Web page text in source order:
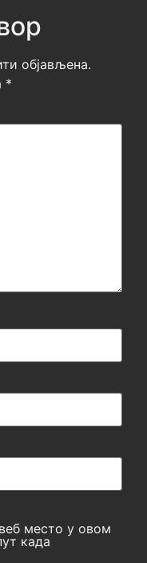
објављена.
*
место у овом
када